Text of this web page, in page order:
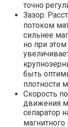
точно
Зазор:
потоком
сильнее
но при
быть
плотности
Скорость
движения
сепаратор